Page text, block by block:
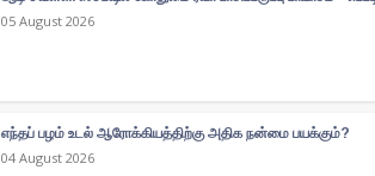
05 August 2026
எந்தப் பழம் உடல் ஆரோக்கியத்திற்கு அதிக நன்மை பயக்கும்?
04 August 2026